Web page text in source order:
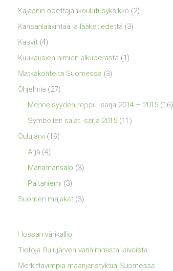
Kajaanin opettajankoulutusyksikkö (2)
Kansanlääkintää ja lääketiedettä (3)
Kasvit (4)
Kuukausien nimien alkuperästä (1)
Matkakohteita Suomessa (3)
Ohjelmia (27)
Menneisyyden reppu -sarja 2014 – 2015 (16)
Symbolien salat -sarja 2015 (11)
Oulujärvi (19)
Ärjä (4)
Manamansalo (3)
Paltaniemi (3)
Suomen majakat (3)
Hossan värikallio
Tietoja Oulujärven vanhimmista laivoista
Merkittävimpiä maanjäristyksiä Suomessa